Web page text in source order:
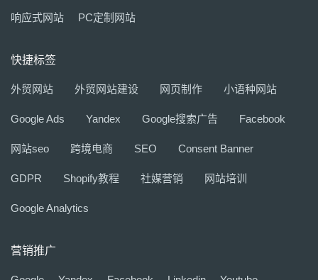
响应式网站 PC定制网站
快捷标签
外贸网站 外贸网站建设 网页制作 小语种网站
Google Ads Yandex Google搜索广告 Facebook
网站seo 跨境电商 SEO Consent Banner
GDPR Shopify教程 社媒营销 网站培训
Google Analytics
营销推广